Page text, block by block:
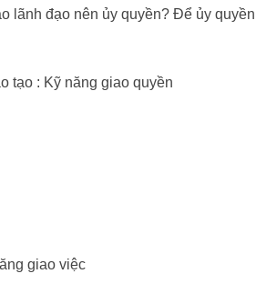
lãnh đạo nên ủy quyền? Để ủy
tạo : Kỹ năng giao quyền
giao việc